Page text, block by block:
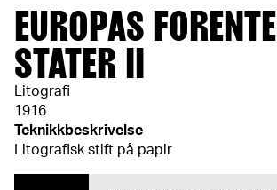
EUROPAS FORENTE
STATER II
Litografi
1916
Teknikkbeskrivelse
Litografisk stift på papir